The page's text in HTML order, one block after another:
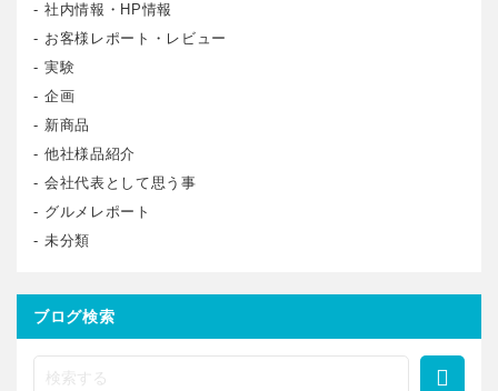
社内情報・HP情報
お客様レポート・レビュー
実験
企画
新商品
他社様品紹介
会社代表として思う事
グルメレポート
未分類
ブログ検索